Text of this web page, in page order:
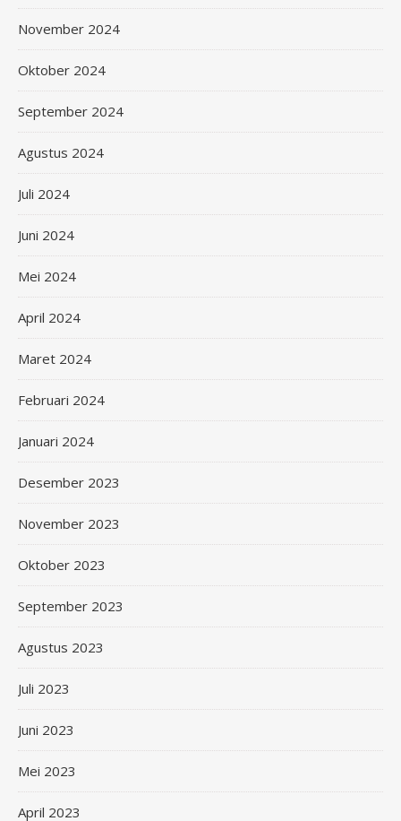
November 2024
Oktober 2024
September 2024
Agustus 2024
Juli 2024
Juni 2024
Mei 2024
April 2024
Maret 2024
Februari 2024
Januari 2024
Desember 2023
November 2023
Oktober 2023
September 2023
Agustus 2023
Juli 2023
Juni 2023
Mei 2023
April 2023